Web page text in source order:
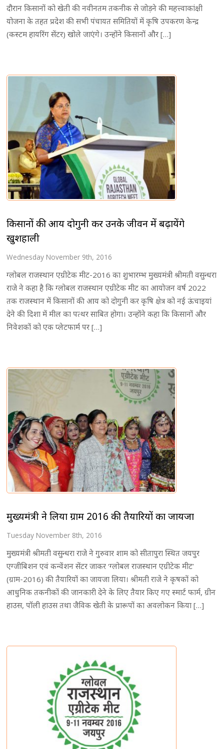
दौरान किसानों को खेती की नवीनतम तकनीक से जोड़ने की महत्त्वाकांक्षी
योजना के तहत प्रदेश की सभी पंचायत समितियों में कृषि उपकरण केन्द्र
(कस्टम हायरिंग सेंटर) खोले जाएंगे। उन्होंने किसानों और […]
किसानों की आय दोगुनी कर उनके जीवन में बढ़ायेंगे
खुशहाली
Wednesday November 9th, 2016
ग्लोबल राजस्थान एग्रीटेक मीट-2016 का शुभारम्भ मुख्यमंत्री श्रीमती वसुन्धरा
राजे ने कहा है कि ग्लोबल राजस्थान एग्रीटेक मीट का आयोजन वर्ष 2022
तक राजस्थान में किसानों की आय को दोगुनी कर कृषि क्षेत्र को नई ऊंचाइयां
देने की दिशा में मील का पत्थर साबित होगा। उन्होंने कहा कि किसानों और
निवेशकों को एक प्लेटफार्म पर […]
मुख्यमंत्री ने लिया ग्राम 2016 की तैयारियों का जायजा
Tuesday November 8th, 2016
मुख्यमंत्री श्रीमती वसुन्धरा राजे ने गुरुवार शाम को सीतापुरा स्थित जयपुर
एग्जीबिशन एवं कन्वेंशन सेंटर जाकर ‘ग्लोबल राजस्थान एग्रीटेक मीट’
(ग्राम-2016) की तैयारियों का जायजा लिया। श्रीमती राजे ने कृषकों को
आधुनिक तकनीकों की जानकारी देने के लिए तैयार किए गए स्मार्ट फार्म, ग्रीन
हाउस, पॉली हाउस तथा जैविक खेती के प्रारूपों का अवलोकन किया […]